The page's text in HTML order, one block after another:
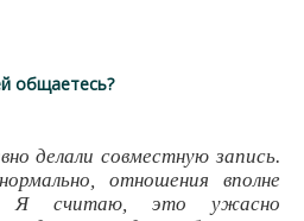
общаетесь?
делали совместную запись.
отношения вполне
Я считаю, это ужасно